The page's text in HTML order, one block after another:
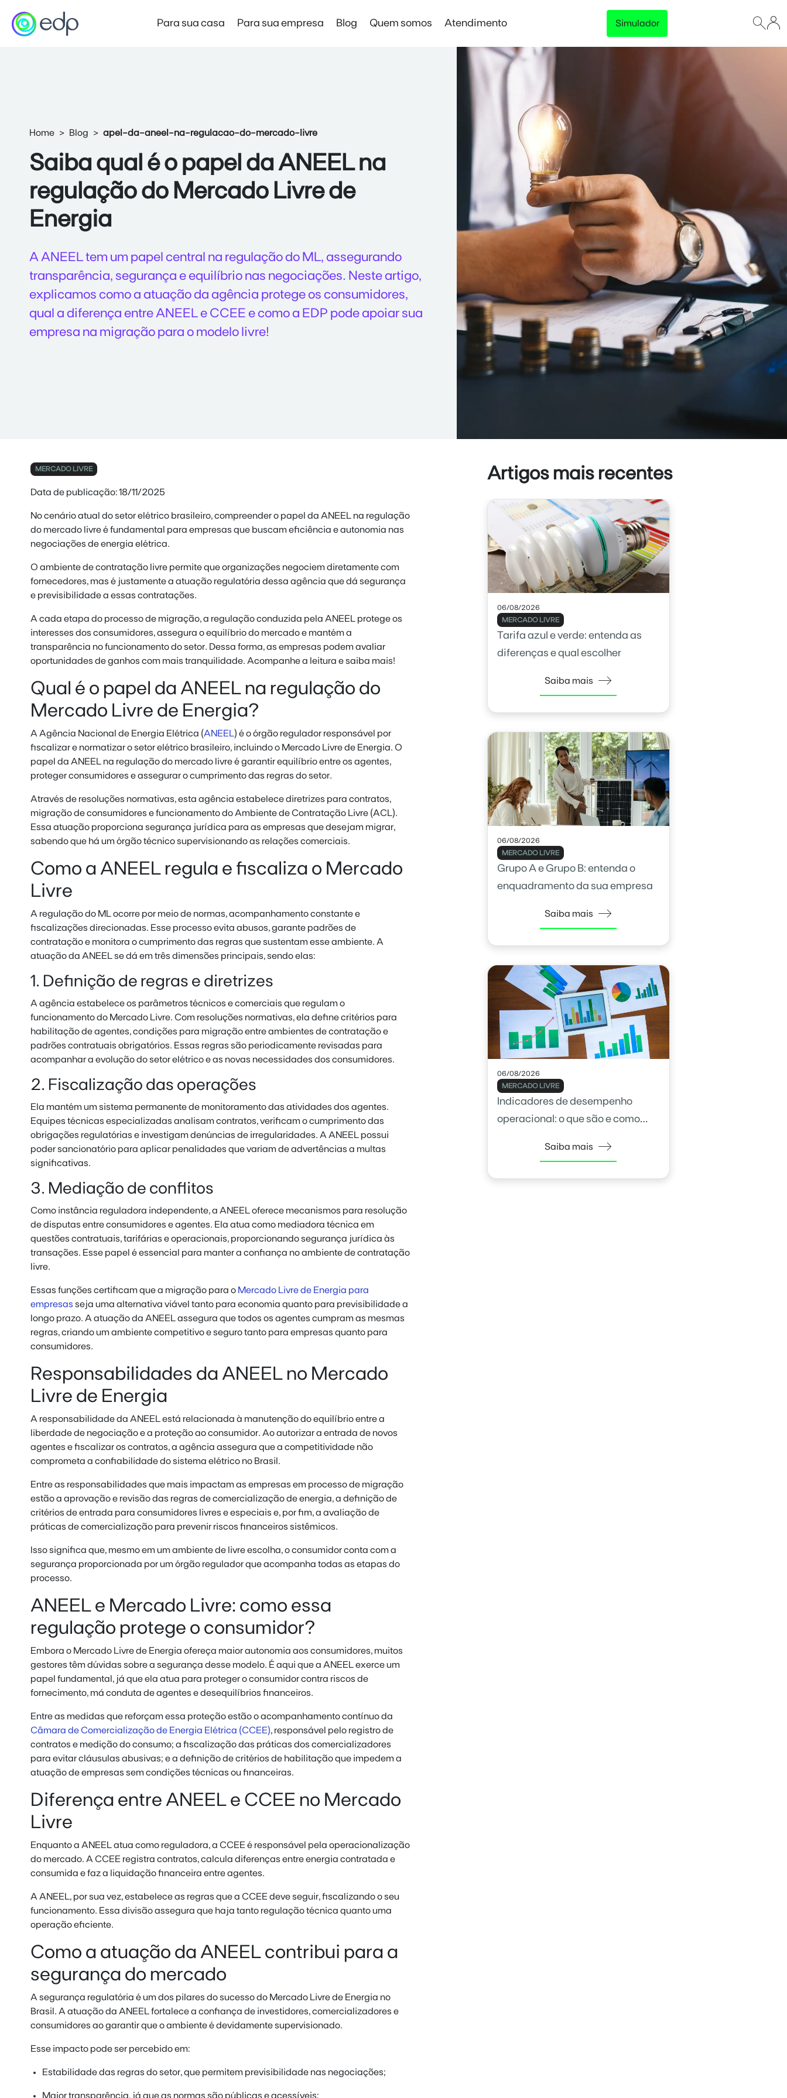
Para sua casa Para sua empresa
Produto de entrada no Mercado Livre
Mercado Livre Varejista
Economia e autonomia com a força da EDP
Mercado Livre Atacadista
Economia para empresas de alta demanda
Lançamento
Preço Garantido
Trave o preço da energia da sua empresa e tenha
previsibilidade total no orçamento, sem surpresas na
fatura.
Disponível para empresas com consumo acima de 500 kWh/mês
Conhecer solução
Blog Quem somos Atendimento Simulador
Home Blog apel-da-aneel-na-regulacao-do-mercado-livre
Saiba qual é o papel da ANEEL na
regulação do Mercado Livre de
Energia
A ANEEL tem um papel central na regulação do ML, assegurando
transparência, segurança e equilíbrio nas negociações. Neste artigo,
explicamos como a atuação da agência protege os consumidores,
qual a diferença entre ANEEL e CCEE e como a EDP pode apoiar sua
empresa na migração para o modelo livre!
MERCADO LIVRE
Data de publicação: 18/11/2025
No cenário atual do setor elétrico brasileiro, compreender o papel da ANEEL na regulação
do mercado livre é fundamental para empresas que buscam eficiência e autonomia nas
negociações de energia elétrica.
O ambiente de contratação livre permite que organizações negociem diretamente com
fornecedores, mas é justamente a atuação regulatória dessa agência que dá segurança
e previsibilidade a essas contratações.
A cada etapa do processo de migração, a regulação conduzida pela ANEEL protege os
interesses dos consumidores, assegura o equilíbrio do mercado e mantém a
transparência no funcionamento do setor. Dessa forma, as empresas podem avaliar
oportunidades de ganhos com mais tranquilidade. Acompanhe a leitura e saiba mais!
Qual é o papel da ANEEL na regulação do
Mercado Livre de Energia?
A Agência Nacional de Energia Elétrica (ANEEL) é o órgão regulador responsável por
fiscalizar e normatizar o setor elétrico brasileiro, incluindo o Mercado Livre de Energia. O
papel da ANEEL na regulação do mercado livre é garantir equilíbrio entre os agentes,
proteger consumidores e assegurar o cumprimento das regras do setor.
Através de resoluções normativas, esta agência estabelece diretrizes para contratos,
migração de consumidores e funcionamento do Ambiente de Contratação Livre (ACL).
Essa atuação proporciona segurança jurídica para as empresas que desejam migrar,
sabendo que há um órgão técnico supervisionando as relações comerciais.
Como a ANEEL regula e fiscaliza o Mercado
Livre
A regulação do ML ocorre por meio de normas, acompanhamento constante e
fiscalizações direcionadas. Esse processo evita abusos, garante padrões de
contratação e monitora o cumprimento das regras que sustentam esse ambiente. A
atuação da ANEEL se dá em três dimensões principais, sendo elas:
1. Definição de regras e diretrizes
A agência estabelece os parâmetros técnicos e comerciais que regulam o
funcionamento do Mercado Livre. Com resoluções normativas, ela define critérios para
habilitação de agentes, condições para migração entre ambientes de contratação e
padrões contratuais obrigatórios. Essas regras são periodicamente revisadas para
acompanhar a evolução do setor elétrico e as novas necessidades dos consumidores.
2. Fiscalização das operações
Ela mantém um sistema permanente de monitoramento das atividades dos agentes.
Equipes técnicas especializadas analisam contratos, verificam o cumprimento das
obrigações regulatórias e investigam denúncias de irregularidades. A ANEEL possui
poder sancionatório para aplicar penalidades que variam de advertências a multas
significativas.
3. Mediação de conflitos
Como instância reguladora independente, a ANEEL oferece mecanismos para resolução
de disputas entre consumidores e agentes. Ela atua como mediadora técnica em
questões contratuais, tarifárias e operacionais, proporcionando segurança jurídica às
transações. Esse papel é essencial para manter a confiança no ambiente de contratação
livre.
Essas funções certificam que a migração para o Mercado Livre de Energia para
empresas seja uma alternativa viável tanto para economia quanto para previsibilidade a
longo prazo. A atuação da ANEEL assegura que todos os agentes cumpram as mesmas
regras, criando um ambiente competitivo e seguro tanto para empresas quanto para
consumidores.
Responsabilidades da ANEEL no Mercado
Livre de Energia
A responsabilidade da ANEEL está relacionada à manutenção do equilíbrio entre a
liberdade de negociação e a proteção ao consumidor. Ao autorizar a entrada de novos
agentes e fiscalizar os contratos, a agência assegura que a competitividade não
comprometa a confiabilidade do sistema elétrico no Brasil.
Entre as responsabilidades que mais impactam as empresas em processo de migração
estão a aprovação e revisão das regras de comercialização de energia, a definição de
critérios de entrada para consumidores livres e especiais e, por fim, a avaliação de
práticas de comercialização para prevenir riscos financeiros sistêmicos.
Isso significa que, mesmo em um ambiente de livre escolha, o consumidor conta com a
segurança proporcionada por um órgão regulador que acompanha todas as etapas do
processo.
ANEEL e Mercado Livre: como essa
regulação protege o consumidor?
Embora o Mercado Livre de Energia ofereça maior autonomia aos consumidores, muitos
gestores têm dúvidas sobre a segurança desse modelo. É aqui que a ANEEL exerce um
papel fundamental, já que ela atua para proteger o consumidor contra riscos de
fornecimento, má conduta de agentes e desequilíbrios financeiros.
Entre as medidas que reforçam essa proteção estão o acompanhamento contínuo da
Câmara de Comercialização de Energia Elétrica (CCEE), responsável pelo registro de
contratos e medição do consumo; a fiscalização das práticas dos comercializadores
para evitar cláusulas abusivas; e a definição de critérios de habilitação que impedem a
atuação de empresas sem condições técnicas ou financeiras.
Diferença entre ANEEL e CCEE no Mercado
Livre
Enquanto a ANEEL atua como reguladora, a CCEE é responsável pela operacionalização
do mercado. A CCEE registra contratos, calcula diferenças entre energia contratada e
consumida e faz a liquidação financeira entre agentes.
A ANEEL, por sua vez, estabelece as regras que a CCEE deve seguir, fiscalizando o seu
funcionamento. Essa divisão assegura que haja tanto regulação técnica quanto uma
operação eficiente.
Como a atuação da ANEEL contribui para a
segurança do mercado
A segurança regulatória é um dos pilares do sucesso do Mercado Livre de Energia no
Brasil. A atuação da ANEEL fortalece a confiança de investidores, comercializadores e
consumidores ao garantir que o ambiente é devidamente supervisionado.
Esse impacto pode ser percebido em:
Estabilidade das regras do setor, que permitem previsibilidade nas negociações;
Maior transparência, já que as normas são públicas e acessíveis;
Artigos mais recentes
06/08/2026
MERCADO LIVRE
Tarifa azul e verde: entenda as
diferenças e qual escolher
Saiba mais
06/08/2026
MERCADO LIVRE
Grupo A e Grupo B: entenda o
enquadramento da sua empresa
Saiba mais
06/08/2026
MERCADO LIVRE
Indicadores de desempenho
operacional: o que são e como
Saiba mais